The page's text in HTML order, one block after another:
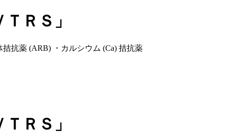
ＲＳ」
抗薬 (ARB) ・カルシウム (Ca) 拮抗薬
ＲＳ」